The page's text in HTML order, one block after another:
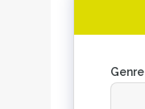
Genre